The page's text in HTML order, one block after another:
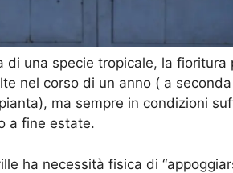
una specie tropicale, la fioritura
nel corso di un anno ( a
ma sempre in condizioni
a fine estate.
ha necessità fisica di